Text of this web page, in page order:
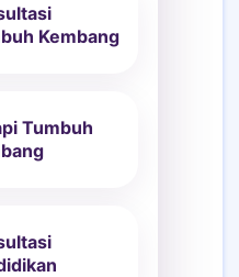
Kembang
Tumbuh